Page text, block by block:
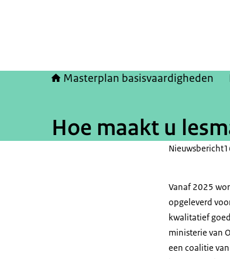
Masterplan basisvaardigheden
Hoe maakt u
Nieuwsbericht
Vanaf 2025
opgeleverd
kwalitatief
ministerie van
een coalitie